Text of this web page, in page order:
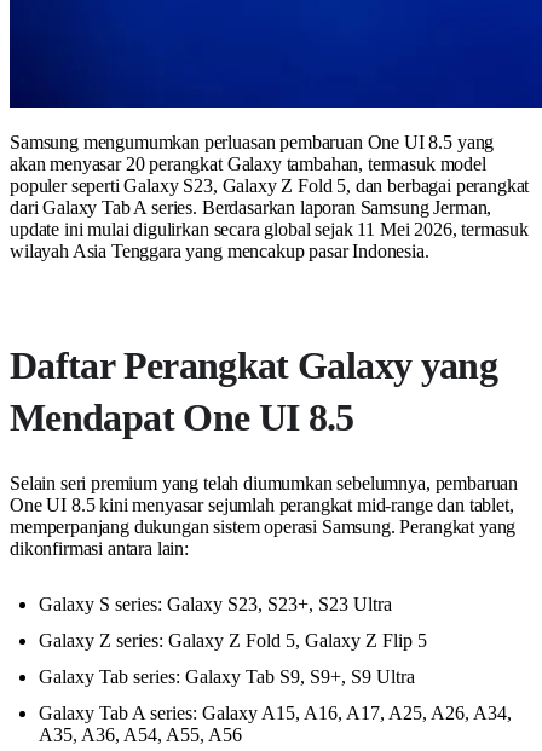
Samsung mengumumkan perluasan pembaruan One UI 8.5 yang
akan menyasar 20 perangkat Galaxy tambahan, termasuk model
populer seperti Galaxy S23, Galaxy Z Fold 5, dan berbagai perangkat
dari Galaxy Tab A series. Berdasarkan laporan Samsung Jerman,
update ini mulai digulirkan secara global sejak 11 Mei 2026, termasuk
wilayah Asia Tenggara yang mencakup pasar Indonesia.
Daftar Perangkat Galaxy yang
Mendapat One UI 8.5
Selain seri premium yang telah diumumkan sebelumnya, pembaruan
One UI 8.5 kini menyasar sejumlah perangkat mid-range dan tablet,
memperpanjang dukungan sistem operasi Samsung. Perangkat yang
dikonfirmasi antara lain:
Galaxy S series: Galaxy S23, S23+, S23 Ultra
Galaxy Z series: Galaxy Z Fold 5, Galaxy Z Flip 5
Galaxy Tab series: Galaxy Tab S9, S9+, S9 Ultra
Galaxy Tab A series: Galaxy A15, A16, A17, A25, A26, A34,
A35, A36, A54, A55, A56